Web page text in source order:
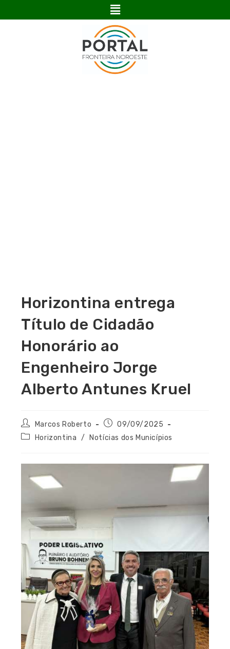
Horizontina entrega
Título de Cidadão
Honorário ao
Engenheiro Jorge
Alberto Antunes Kruel
Marcos Roberto
09/09/2025
Horizontina / Notícias dos Municípios